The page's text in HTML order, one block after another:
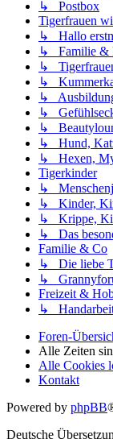
↳ Postbox
Tigerfrauen
↳ Hallo
↳ Familie &
↳
↳
↳
↳
↳
↳ Hund,
↳ Hexen,
Tigerkinder
↳
↳ Kinder,
↳ Krippe,
↳ Das
Familie & Co
↳ Die liebe
↳
Freizeit &
↳
Foren-
Alle Zeiten
Alle Cookies
Kontakt
Powered by phpBB
Deutsche